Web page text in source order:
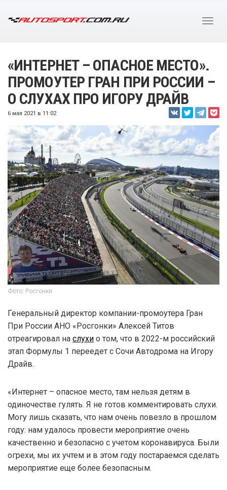
«ИНТЕРНЕТ – ОПАСНОЕ МЕСТО».
ПРОМОУТЕР ГРАН ПРИ РОССИИ –
О СЛУХАХ ПРО ИГОРУ ДРАЙВ
6 мая 2021 в 11:02
Фото: Росгонки
Генеральный директор компании-промоутера Гран
При России АНО «Росгонки» Алексей Титов
отреагировал на слухи о том, что в 2022-м российский
этап Формулы 1 переедет с Сочи Автодрома на Игору
Драйв.
«Интернет – опасное место, там нельзя детям в
одиночестве гулять. Я не готов комментировать слухи.
Могу лишь сказать, что нам очень повезло в прошлом
году: нам удалось провести мероприятие очень
качественно и безопасно с учетом коронавируса. Были
огрехи, мы их учтем и в этом году постараемся сделать
мероприятие еще более безопасным.